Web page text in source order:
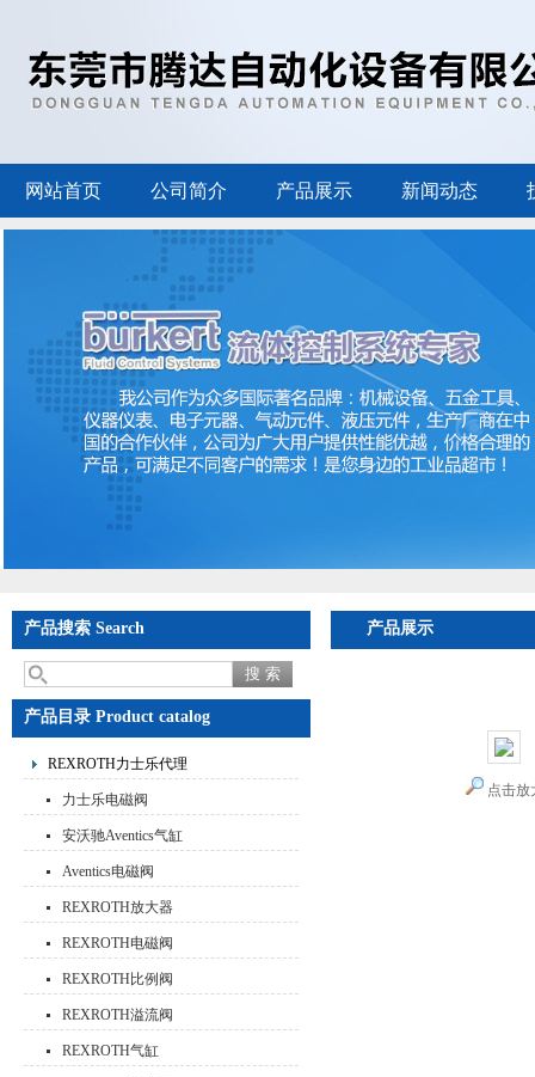
网站首页 公司简介 产品展示 新闻动态
产品搜索 Search
产品目录 Product catalog
REXROTH力士乐代理
力士乐电磁阀
安沃驰Aventics气缸
Aventics电磁阀
REXROTH放大器
REXROTH电磁阀
REXROTH比例阀
REXROTH溢流阀
REXROTH气缸
产品展示
点击放